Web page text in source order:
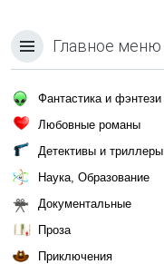
Главное меню
Фантастика и фэнтези
Любовные романы
Детективы и триллеры
Наука, Образование
Документальные
Проза
Приключения